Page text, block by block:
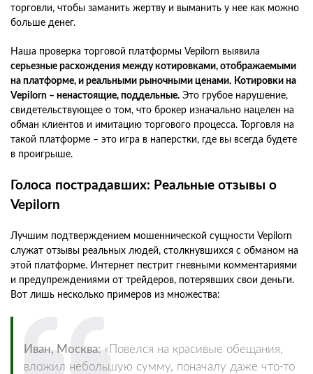
торговли, чтобы заманить жертву и выманить у нее как можно
больше денег.
Наша проверка торговой платформы Vepilorn выявила
серьезные расхождения между котировками, отображаемыми
на платформе, и реальными рыночными ценами. Котировки на
Vepilorn – ненастоящие, поддельные. Это грубое нарушение,
свидетельствующее о том, что брокер изначально нацелен на
обман клиентов и имитацию торгового процесса. Торговля на
такой платформе – это игра в наперстки, где вы всегда будете
в проигрыше.
Голоса пострадавших: Реальные отзывы о
Vepilorn
Лучшим подтверждением мошеннической сущности Vepilorn
служат отзывы реальных людей, столкнувшихся с обманом на
этой платформе. Интернет пестрит гневными комментариями
и предупреждениями от трейдеров, потерявших свои деньги.
Вот лишь несколько примеров из множества:
Иван, Москва: «Повелся на красивые обещания,
вложил небольшую сумму, поначалу даже что-то